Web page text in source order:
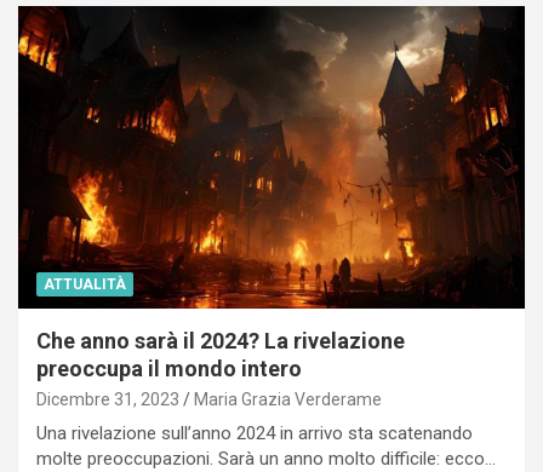
ATTUALITÀ
Che anno sarà il 2024? La rivelazione
preoccupa il mondo intero
Dicembre 31, 2023 Maria Grazia Verderame
Una rivelazione sull’anno 2024 in arrivo sta scatenando
molte preoccupazioni. Sarà un anno molto difficile: ecco…